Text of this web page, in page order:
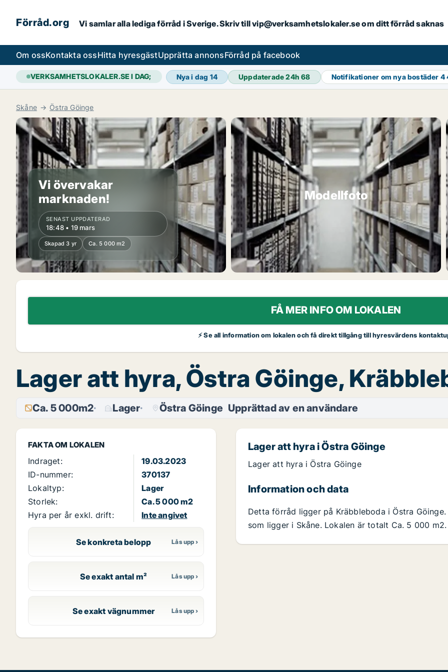
Förråd.org Vi samlar alla lediga förråd i Sverige. Skriv till vip@verksamhetslokaler.se om ditt förråd saknas
Om ossKontakta ossHitta hyresgästUpprätta annonsFörråd på facebook
VERKSAMHETSLOKALER.SE I DAG; Nya i dag 14 Uppdaterade 24h68 Notifikationer om nya bostäder 4
Skåne Östra Göinge
Vi övervakar
marknaden!
SENAST UPPDATERAD
18:48 • 19 mars
Skapad 3 yr Ca. 5 000 m2
Modellfoto
FÅ MER INFO OM LOKALEN
⚡ Se all information om lokalen och få direkt tillgång till hyresvärdens
Lager att hyra, Östra Göinge,
Ca. 5 000m2 Lager Östra Göinge Upprättad av en användare
FAKTA OM LOKALEN
Indraget:
19.03.2023
ID-nummer:
370137
Lokaltyp:
Lager
Storlek:
Ca. 5 000 m2
Hyra per år exkl. drift:
Inte angivet
Se konkreta belopp
Se exakt antal m²
Se exakt vägnummer
Lager att hyra i Östra Göinge
Lager att hyra i Östra Göinge
Information och data
Detta förråd ligger på Kräbbleboda i Östra
som ligger i Skåne. Lokalen är totalt Ca. 5 000 m2.